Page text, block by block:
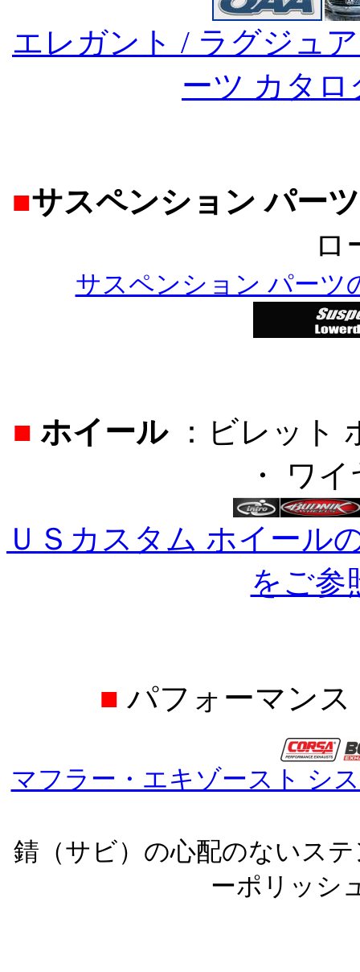
エレガント / ラグジュ
ーツ カタ
■サスペンション パーツ
ロ
サスペンション パーツ
■ ホイール：ビレット
・ ワ
ＵＳカスタム ホイール
をご参
■ パフォーマン
マフラー・エキゾースト シ
錆（サビ）の心配のないス
ーポリッシ